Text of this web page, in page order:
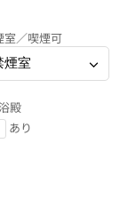
室／喫煙可
殿
あり